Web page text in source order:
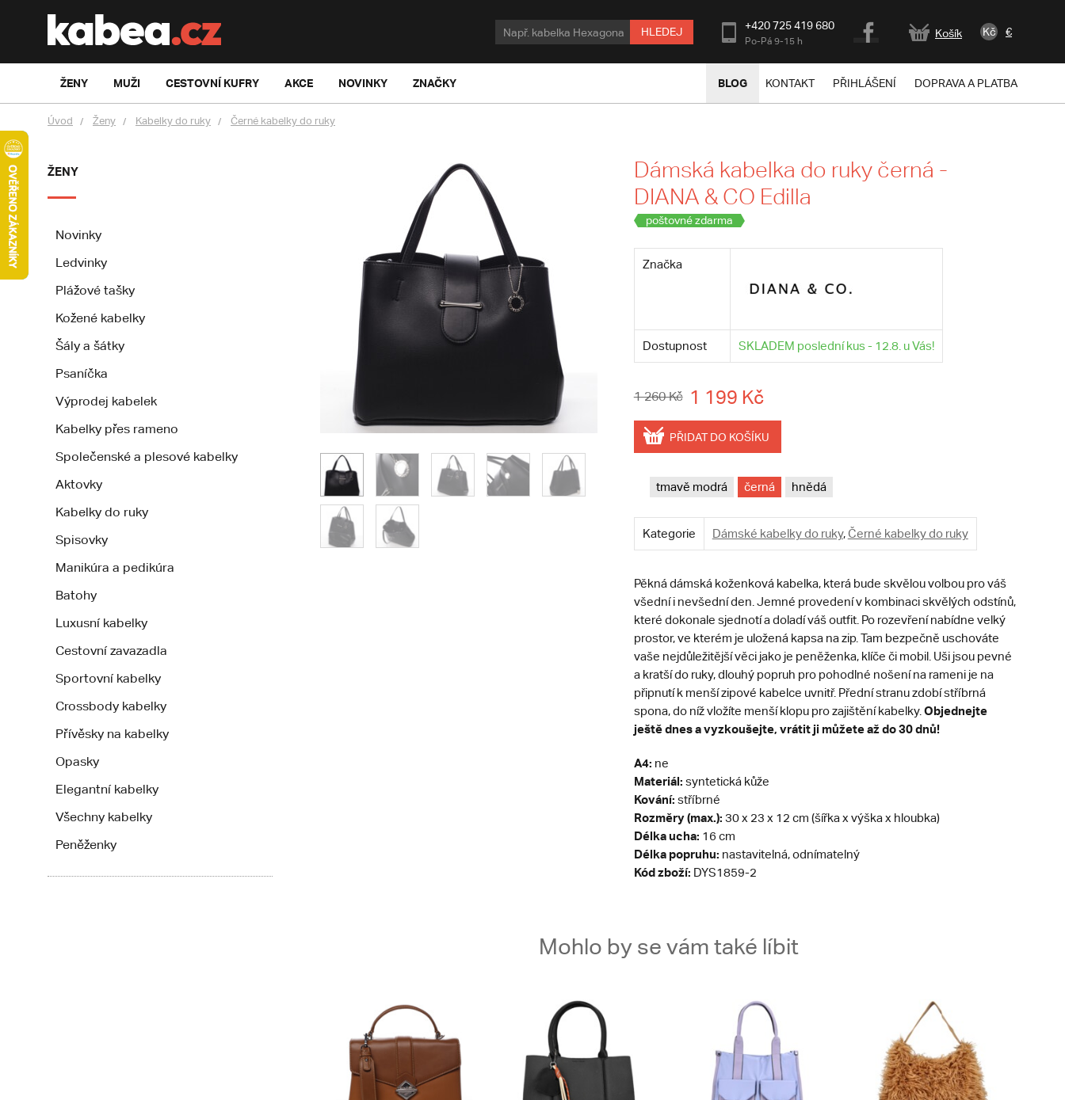
HLEDEJ +420 725 419 680
Po-Pá 9-15 h
Košík Kč €
ŽENY MUŽI CESTOVNÍ KUFRY AKCE NOVINKY ZNAČKY BLOG KONTAKT PŘIHLÁŠENÍ DOPRAVA A PLATBA
Úvod Ženy Kabelky do ruky Černé kabelky do ruky
ŽENY
Novinky
Ledvinky
Plážové tašky
Kožené kabelky
Šály a šátky
Psaníčka
Výprodej kabelek
Kabelky přes rameno
Společenské a plesové kabelky
Aktovky
Kabelky do ruky
Spisovky
Manikúra a pedikúra
Batohy
Luxusní kabelky
Cestovní zavazadla
Sportovní kabelky
Crossbody kabelky
Přívěsky na kabelky
Opasky
Elegantní kabelky
Všechny kabelky
Peněženky
Dámská kabelka do ruky černá -
DIANA & CO Edilla
poštovné zdarma
Značka
Dostupnost SKLADEM poslední kus - 12.8. u Vás!
1 260 Kč 1 199 Kč
PŘIDAT DO KOŠÍKU
tmavě modrá černá hnědá
Kategorie Dámské kabelky do ruky,Černé kabelky do ruky
Pěkná dámská koženková kabelka, která bude skvělou volbou pro váš
všední i nevšední den. Jemné provedení v kombinaci skvělých odstínů,
které dokonale sjednotí a doladí váš outfit. Po rozevření nabídne velký
prostor, ve kterém je uložená kapsa na zip. Tam bezpečně uschováte
vaše nejdůležitější věci jako je peněženka, klíče či mobil. Uši jsou pevné
a kratší do ruky, dlouhý popruh pro pohodlné nošení na rameni je na
připnutí k menší zipové kabelce uvnitř. Přední stranu zdobí stříbrná
spona, do níž vložíte menší klopu pro zajištění kabelky. Objednejte
ještě dnes a vyzkoušejte, vrátit ji můžete až do 30 dnů!
A4: ne
Materiál: syntetická kůže
Kování: stříbrné
Rozměry (max.): 30 x 23 x 12 cm (šířka x výška x hloubka)
Délka ucha: 16 cm
Délka popruhu: nastavitelná, odnímatelný
Kód zboží: DYS1859-2
Mohlo by se vám také líbit